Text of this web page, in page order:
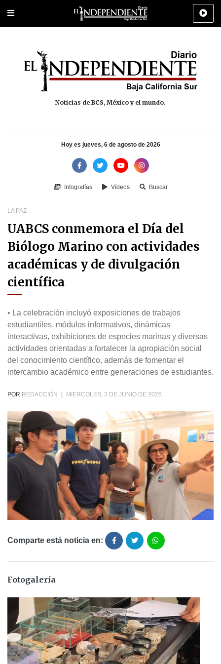
Portada Los Cabos Policiaca Deportes Cultura
Noticias de BCS, México y el mundo.
Hoy es jueves, 6 de agosto de 2026
Infografías Vídeos Buscar
LA PAZ
UABCS conmemora el Día del
Biólogo Marino con actividades
académicas y de divulgación
científica
• La celebración incluyó exposiciones de trabajos
estudiantiles, módulos informativos, dinámicas
interactivas, exhibiciones de especies marinas y diversas
actividades orientadas a fortalecer la apropiación social
del conocimiento científico, además de fomentar el
intercambio académico entre generaciones de estudiantes.
POR REDACCIÓN MIERCOLES, 3 DE JUNIO DE 2026.
Comparte está noticia en:
Fotogalería